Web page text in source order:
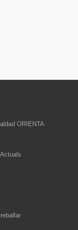
ORIENTA